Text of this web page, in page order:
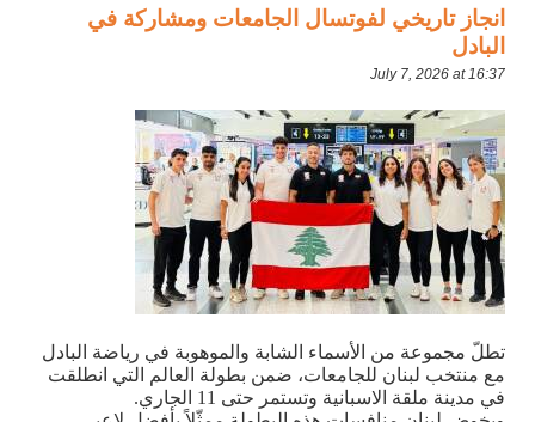
انجاز تاريخي لفوتسال الجامعات ومشاركة في
البادل
July 7, 2026 at 16:37
تطلّ مجموعة من الأسماء الشابة والموهوبة في رياضة البادل
مع منتخب لبنان للجامعات، ضمن بطولة العالم التي انطلقت
في مدينة ملقة الاسبانية وتستمر حتى 11 الجاري.